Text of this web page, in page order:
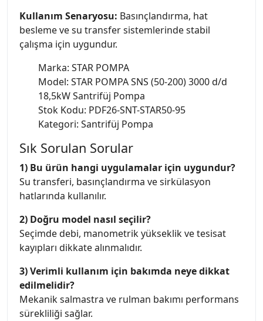
Kullanım Senaryosu: Basınçlandırma, hat
besleme ve su transfer sistemlerinde stabil
çalışma için uygundur.
Marka: STAR POMPA
Model: STAR POMPA SNS (50-200) 3000 d/d
18,5kW Santrifüj Pompa
Stok Kodu: PDF26-SNT-STAR50-95
Kategori: Santrifüj Pompa
Sık Sorulan Sorular
1) Bu ürün hangi uygulamalar için uygundur?
Su transferi, basınçlandırma ve sirkülasyon
hatlarında kullanılır.
2) Doğru model nasıl seçilir?
Seçimde debi, manometrik yükseklik ve tesisat
kayıpları dikkate alınmalıdır.
3) Verimli kullanım için bakımda neye dikkat
edilmelidir?
Mekanik salmastra ve rulman bakımı performans
sürekliliği sağlar.